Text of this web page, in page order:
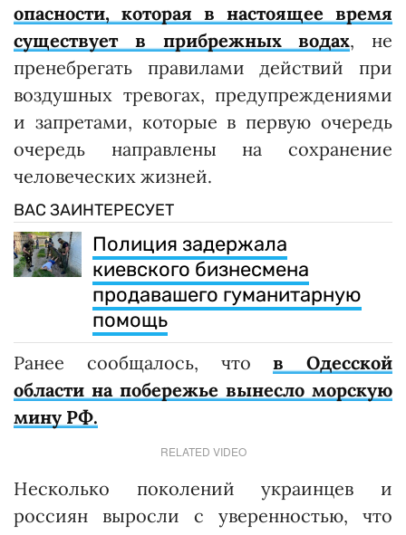
опасности, которая в настоящее время
существует в прибрежных водах, не
пренебрегать правилами действий при
воздушных тревогах, предупреждениями
и запретами, которые в первую очередь
очередь направлены на сохранение
человеческих жизней.
ВАС ЗАИНТЕРЕСУЕТ
Полиция задержала
киевского бизнесмена
продавашего гуманитарную
помощь
Ранее сообщалось, чтов Одесской
области на побережье вынесло морскую
мину РФ.
RELATED VIDEO
Несколько поколений украинцев и
россиян выросли с уверенностью, что